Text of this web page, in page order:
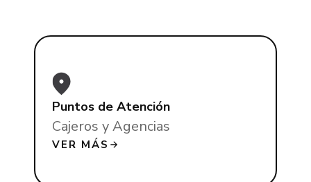
Puntos de Atención
Cajeros y Agencias
VER MÁS